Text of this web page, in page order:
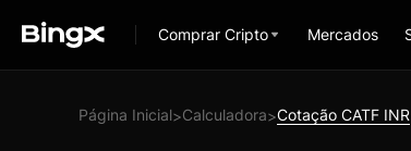
Comprar Cripto Mercados
Página Inicial>Calculadora>Cotação CATF INR